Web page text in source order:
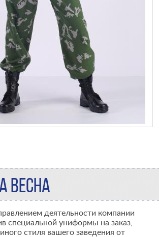
ВЕСНА
деятельности компании
специальной униформы на заказ,
стиля вашего заведения от